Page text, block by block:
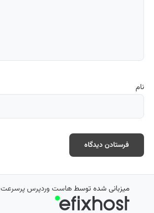
نام
میزبانی شده توسطهاست وردپرس پرسرعت